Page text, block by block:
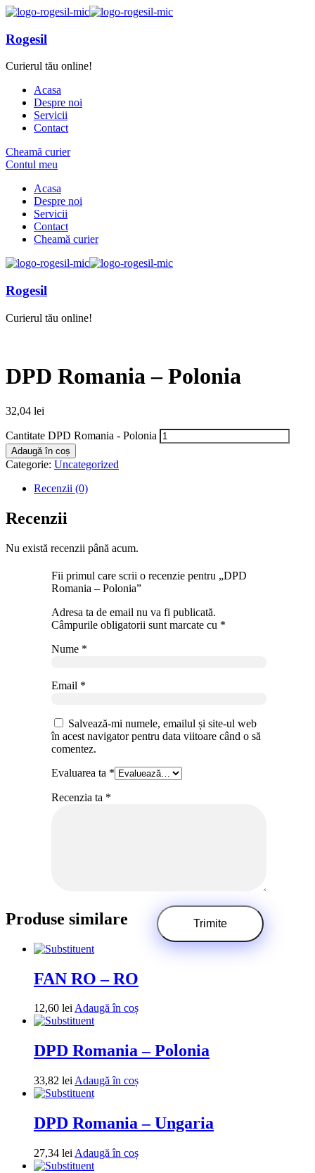
Rogesil
Curierul tău online!
Acasa
Despre noi
Servicii
Contact
Cheamă curier
Contul meu
Acasa
Despre noi
Servicii
Contact
Cheamă curier
Rogesil
Curierul tău online!
DPD Romania – Polonia
32,04 lei
Cantitate DPD Romania - Polonia
Adaugă în coș
Categorie: Uncategorized
Recenzii (0)
Recenzii
Nu există recenzii până acum.
Fii primul care scrii o recenzie pentru „DPD
Romania – Polonia”
Adresa ta de email nu va fi publicată.
Câmpurile obligatorii sunt marcate cu *
Nume *
Email *
Salvează-mi numele, emailul și site-ul web
în acest navigator pentru data viitoare când o să
comentez.
Evaluarea ta *
Recenzia ta *
Produse similare
FAN RO – RO
12,60 leiAdaugă în coș
DPD Romania – Polonia
33,82 lei Adaugă în coș
DPD Romania – Ungaria
27,34 lei Adaugă în coș